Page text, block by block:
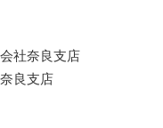
社奈良支店
良支店